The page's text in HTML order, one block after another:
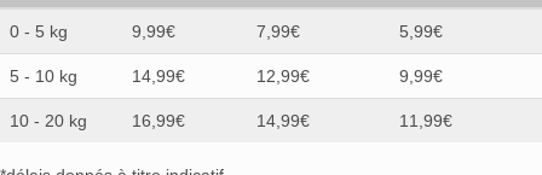
0 - 5 kg 9,99€ 7,99€ 5,99€
5 - 10 kg 14,99€ 12,99€ 9,99€
10 - 20 kg 16,99€ 14,99€ 11,99€